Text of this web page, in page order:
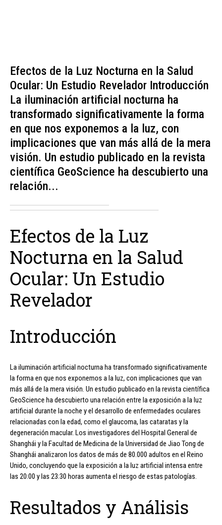
Efectos de la Luz Nocturna en la Salud
Ocular: Un Estudio Revelador Introducción
La iluminación artificial nocturna ha
transformado significativamente la forma
en que nos exponemos a la luz, con
implicaciones que van más allá de la mera
visión. Un estudio publicado en la revista
científica GeoScience ha descubierto una
relación...
Efectos de la Luz
Nocturna en la Salud
Ocular: Un Estudio
Revelador
Introducción
La iluminación artificial nocturna ha transformado significativamente
la forma en que nos exponemos a la luz, con implicaciones que van
más allá de la mera visión. Un estudio publicado en la revista científica
GeoScience ha descubierto una relación entre la exposición a la luz
artificial durante la noche y el desarrollo de enfermedades oculares
relacionadas con la edad, como el glaucoma, las cataratas y la
degeneración macular. Los investigadores del Hospital General de
Shanghái y la Facultad de Medicina de la Universidad de Jiao Tong de
Shanghái analizaron los datos de más de 80.000 adultos en el Reino
Unido, concluyendo que la exposición a la luz artificial intensa entre
las 20:00 y las 23:30 horas aumenta el riesgo de estas patologías.
Resultados y Análisis